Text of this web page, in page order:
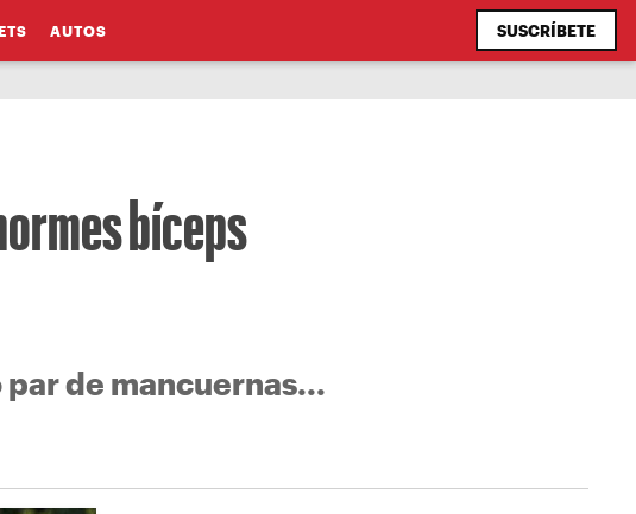
AUTOS SUSCRÍBETE
bíceps
de mancuernas...